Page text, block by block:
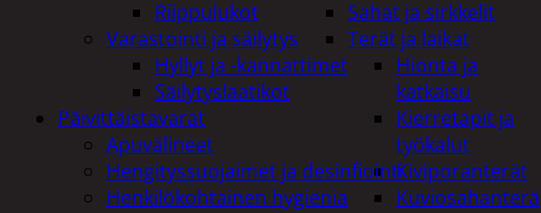
Sahat ja sirkkelit
Terät ja laikat
Hionta ja
katkaisu
Kierretapit ja
työkalut
Kiviporanterät
Kuviosahanterä
Riippulukot
Varastointi ja säilytys
Hyllyt ja -kannattimet
Säilytyslaatikot
Päivittäistavarat
Apuvälineet
Hengityssuojaimet ja desinfiointi
Henkilökohtainen hygienia